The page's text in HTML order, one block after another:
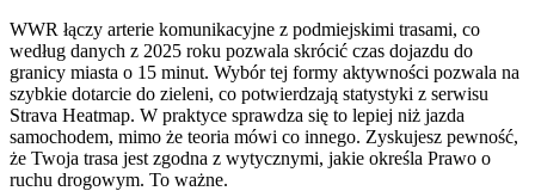
WWR łączy arterie komunikacyjne z podmiejskimi trasami, co
według danych z 2025 roku pozwala skrócić czas dojazdu do
granicy miasta o 15 minut. Wybór tej formy aktywności pozwala na
szybkie dotarcie do zieleni, co potwierdzają statystyki z serwisu
Strava Heatmap. W praktyce sprawdza się to lepiej niż jazda
samochodem, mimo że teoria mówi co innego. Zyskujesz pewność,
że Twoja trasa jest zgodna z wytycznymi, jakie określa Prawo o
ruchu drogowym. To ważne.